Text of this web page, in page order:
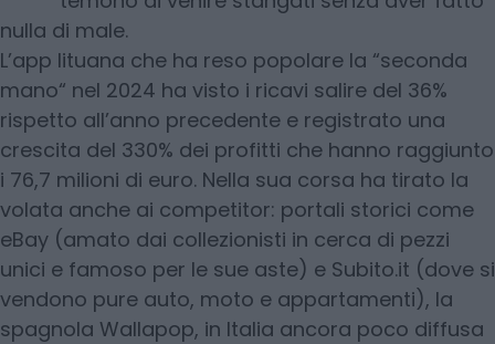
nulla di male.
L’app lituana che ha reso popolare la “seconda
mano“ nel 2024 ha visto i ricavi salire del 36%
rispetto all’anno precedente e registrato una
crescita del 330% dei profitti che hanno raggiunto
i 76,7 milioni di euro. Nella sua corsa ha tirato la
volata anche ai competitor: portali storici come
eBay (amato dai collezionisti in cerca di pezzi
unici e famoso per le sue aste) e Subito.it (dove si
vendono pure auto, moto e appartamenti), la
spagnola Wallapop, in Italia ancora poco diffusa